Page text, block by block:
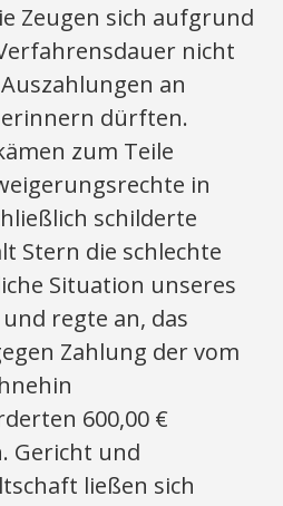
Zeugen sich aufgrund
nicht
an
dürften.
zum Teile
in
schilderte
Stern die schlechte
Situation unseres
regte an, das
Zahlung der vom
600,00 €
Gericht und
ließen sich